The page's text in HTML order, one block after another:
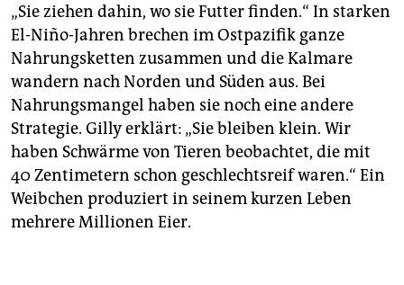
„Sie ziehen dahin, wo sie Futter finden.“ In starken
El-Niño-Jahren brechen im Ostpazifik ganze
Nahrungsketten zusammen und die Kalmare
wandern nach Norden und Süden aus. Bei
Nahrungsmangel haben sie noch eine andere
Strategie. Gilly erklärt: „Sie bleiben klein. Wir
haben Schwärme von Tieren beobachtet, die mit
40 Zentimetern schon geschlechtsreif waren.“ Ein
Weibchen produziert in seinem kurzen Leben
mehrere Millionen Eier.